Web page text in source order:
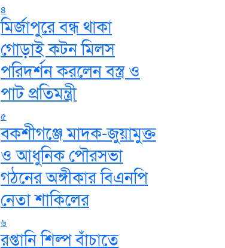
৪
মির্জাপুরে বন্ধ থাকা
গোড়াই কটন মিলস
পরিদর্শন করলেন বস্ত্র ও
পাট প্রতিমন্ত্রী
৫
বকশীগঞ্জে মাদক-জুয়ামুক্ত
ও আধুনিক পৌরসভা
গঠনের অঙ্গীকার বিএনপি
নেতা শাকিলের
৬
রপ্তানি শিল্প বাঁচাতে